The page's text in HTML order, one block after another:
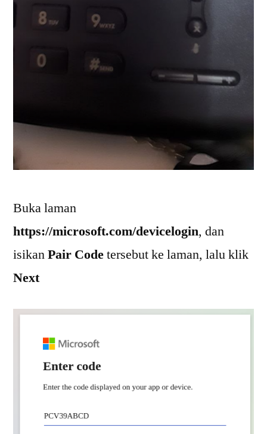
Buka laman
https://microsoft.com/devicelogin, dan
isikanPair Codetersebut ke laman, lalu klik
Next